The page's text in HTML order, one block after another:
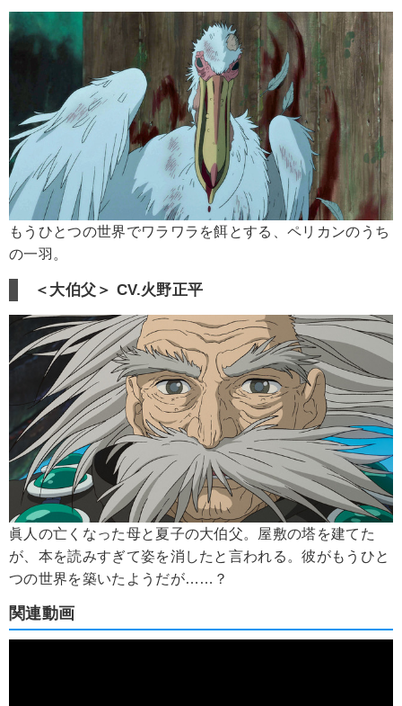
もうひとつの世界でワラワラを餌とする、ペリカンのうち
の一羽。
＜大伯父＞ CV.火野正平
眞人の亡くなった母と夏子の大伯父。屋敷の塔を建てた
が、本を読みすぎて姿を消したと言われる。彼がもうひと
つの世界を築いたようだが……？
関連動画